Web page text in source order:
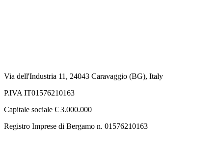
Via dell'Industria 11, 24043 Caravaggio (BG), Italy
P.IVA IT01576210163
Capitale sociale € 3.000.000
Registro Imprese di Bergamo n. 01576210163